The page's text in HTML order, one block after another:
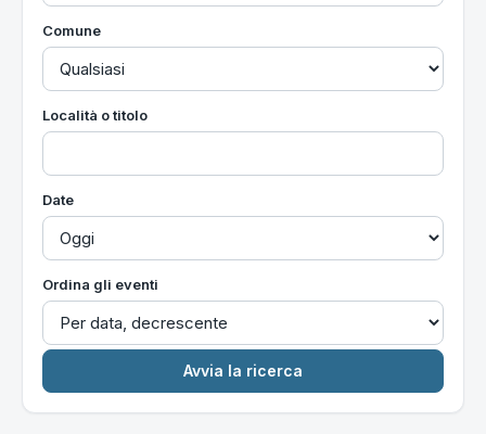
Comune
Località o titolo
Date
Ordina gli eventi